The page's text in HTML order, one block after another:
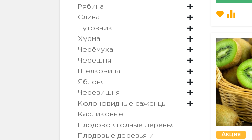
Рябина
Слива
Тутовник
Хурма
Черёмуха
Черешня
Шелковица
Яблоня
Черевишня
Колоновидные саженцы
Карликовые
Плодово ягодные деревья
Плодовые деревья и
Акция